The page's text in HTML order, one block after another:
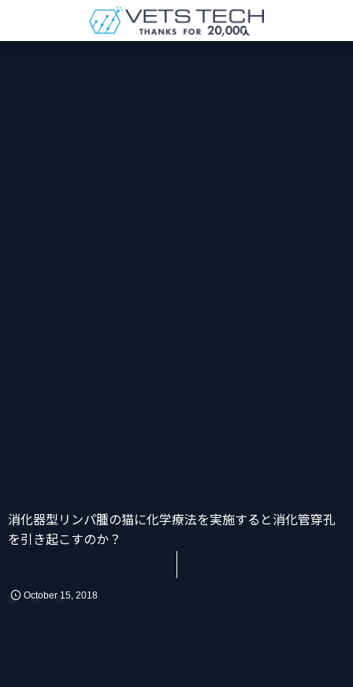
消化器型リンパ腫の猫に化学療法を実施すると消化管穿孔
を引き起こすのか？
October 15, 2018
ん 消化器 化学療法